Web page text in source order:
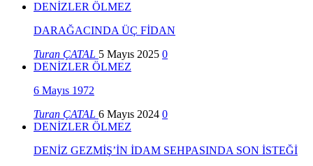
DENİZLER ÖLMEZ
DARAĞACINDA ÜÇ FİDAN
Turan ÇATAL 5 Mayıs 2025 0
DENİZLER ÖLMEZ
6 Mayıs 1972
Turan ÇATAL 6 Mayıs 2024 0
DENİZLER ÖLMEZ
DENİZ GEZMİŞ’İN İDAM SEHPASINDA SON İSTEĞİ